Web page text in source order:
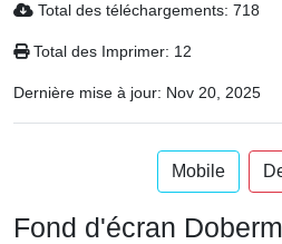
Total des téléchargements: 718
Total des Imprimer: 12
Dernière mise à jour: Nov 20, 2025
Mobile
Fond d'écran